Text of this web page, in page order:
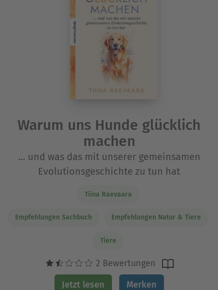
Warum uns Hunde glücklich
machen
... und was das mit unserer gemeinsamen
Evolutionsgeschichte zu tun hat
Tiina Raevaara
Empfehlungen Sachbuch Empfehlungen Natur & Tiere
Tiere
2 Bewertungen
Jetzt lesen Merken